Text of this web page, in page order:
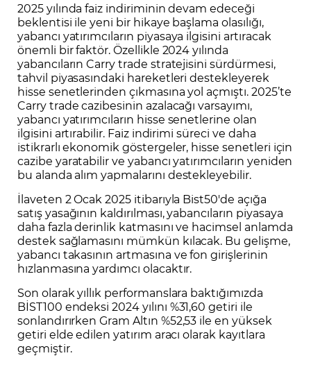
2025 yılında faiz indiriminin devam edeceği
beklentisi ile yeni bir hikaye başlama olasılığı,
yabancı yatırımcıların piyasaya ilgisini artıracak
önemli bir faktör. Özellikle 2024 yılında
yabancıların Carry trade stratejisini sürdürmesi,
tahvil piyasasındaki hareketleri destekleyerek
hisse senetlerinden çıkmasına yol açmıştı. 2025’te
Carry trade cazibesinin azalacağı varsayımı,
yabancı yatırımcıların hisse senetlerine olan
ilgisini artırabilir. Faiz indirimi süreci ve daha
istikrarlı ekonomik göstergeler, hisse senetleri için
cazibe yaratabilir ve yabancı yatırımcıların yeniden
bu alanda alım yapmalarını destekleyebilir.
İlaveten 2 Ocak 2025 itibarıyla Bist50'de açığa
satış yasağının kaldırılması, yabancıların piyasaya
daha fazla derinlik katmasını ve hacimsel anlamda
destek sağlamasını mümkün kılacak. Bu gelişme,
yabancı takasının artmasına ve fon girişlerinin
hızlanmasına yardımcı olacaktır.
Son olarak yıllık performanslara baktığımızda
BİST100 endeksi 2024 yılını %31,60 getiri ile
sonlandırırken Gram Altın %52,53 ile en yüksek
getiri elde edilen yatırım aracı olarak kayıtlara
geçmiştir.